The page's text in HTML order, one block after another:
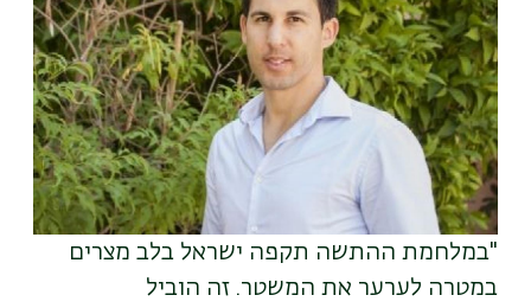
"במלחמת ההתשה תקפה ישראל בלב מצרים
במטרה לערער את המשטר. זה הוביל